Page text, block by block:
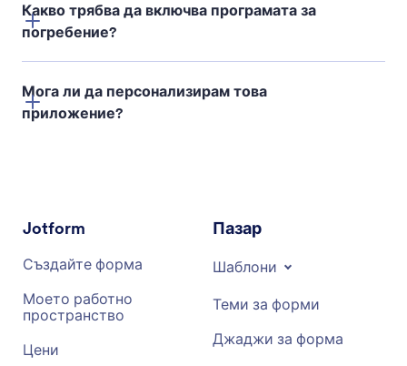
Какво трябва да включва програмата за
погребение?
Мога ли да персонализирам това
приложение?
Jotform
Създайте форма
Моето работно
пространство
Цени
Пазар
Шаблони
Теми за форми
Джаджи за форма